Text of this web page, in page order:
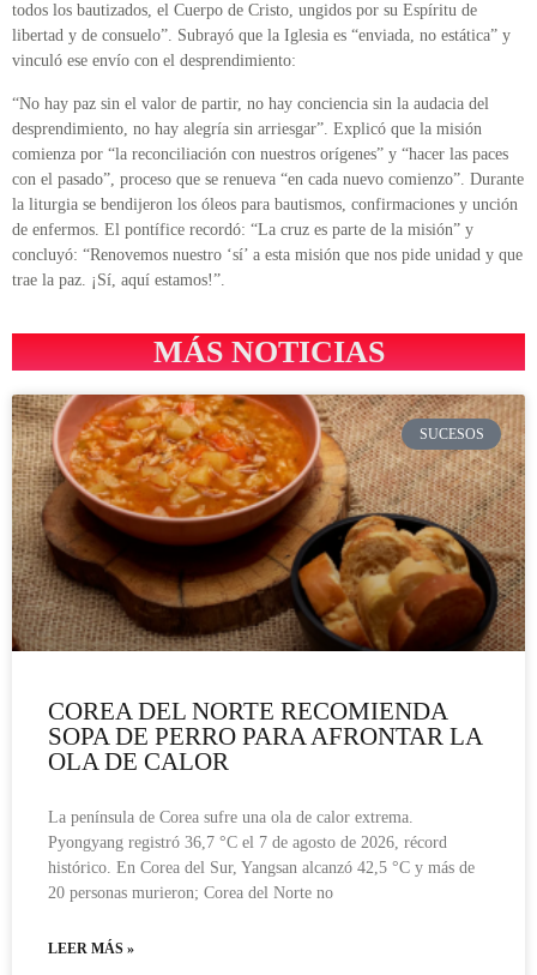
todos los bautizados, el Cuerpo de Cristo, ungidos por su Espíritu de
libertad y de consuelo”. Subrayó que la Iglesia es “enviada, no estática” y
vinculó ese envío con el desprendimiento:
“No hay paz sin el valor de partir, no hay conciencia sin la audacia del
desprendimiento, no hay alegría sin arriesgar”. Explicó que la misión
comienza por “la reconciliación con nuestros orígenes” y “hacer las paces
con el pasado”, proceso que se renueva “en cada nuevo comienzo”. Durante
la liturgia se bendijeron los óleos para bautismos, confirmaciones y unción
de enfermos. El pontífice recordó: “La cruz es parte de la misión” y
concluyó: “Renovemos nuestro ‘sí’ a esta misión que nos pide unidad y que
trae la paz. ¡Sí, aquí estamos!”.
MÁS NOTICIAS
SUCESOS
COREA DEL NORTE RECOMIENDA
SOPA DE PERRO PARA AFRONTAR LA
OLA DE CALOR
La península de Corea sufre una ola de calor extrema.
Pyongyang registró 36,7 °C el 7 de agosto de 2026, récord
histórico. En Corea del Sur, Yangsan alcanzó 42,5 °C y más de
20 personas murieron; Corea del Norte no
LEER MÁS »